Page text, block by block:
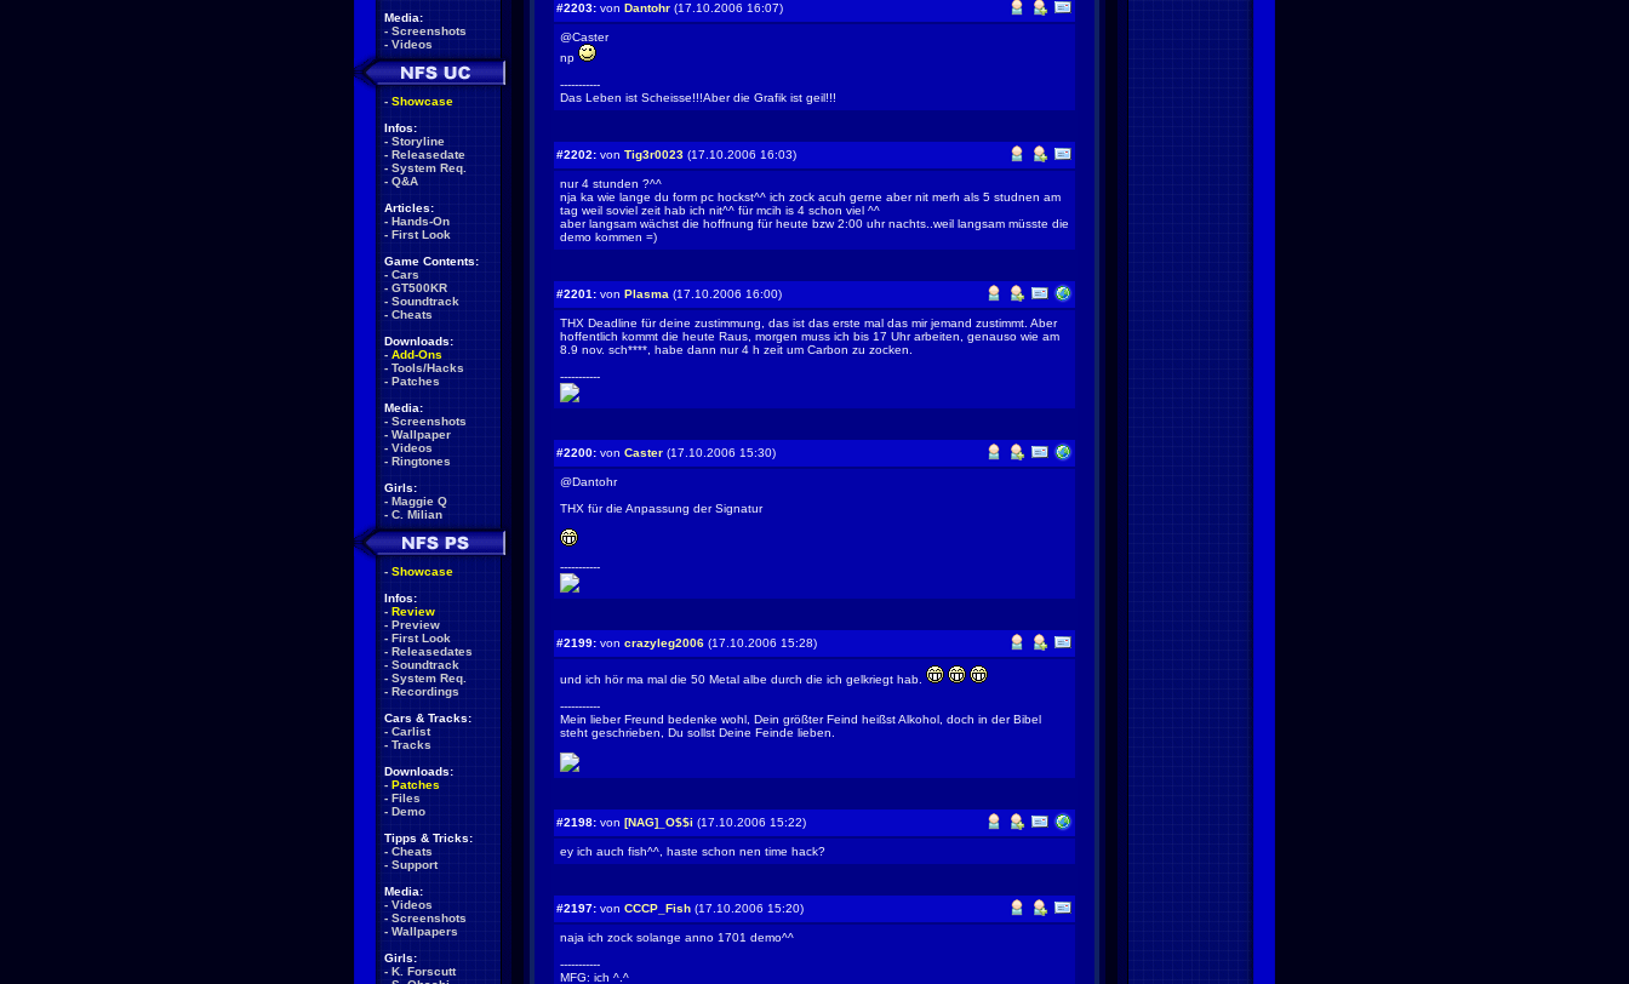
Media:
- Screenshots
- Videos
- Showcase
Infos:
- Storyline
- Releasedate
- System Req.
- Q&A
Articles:
- Hands-On
- First Look
Game Contents:
- Cars
- GT500KR
- Soundtrack
- Cheats
Downloads:
- Add-Ons
- Tools/Hacks
- Patches
Media:
- Screenshots
- Wallpaper
- Videos
- Ringtones
Girls:
- Maggie Q
- C. Milian
- Showcase
Infos:
- Review
- Preview
- First Look
- Releasedates
- Soundtrack
- System Req.
- Recordings
Cars & Tracks:
- Carlist
- Tracks
Downloads:
- Patches
- Files
- Demo
Tipps & Tricks:
- Cheats
- Support
Media:
- Videos
- Screenshots
- Wallpapers
Girls:
- K. Forscutt
#2203: von Dantohr (17.10.2006 16:07)
@Caster
np
-----------
Das Leben ist Scheisse!!!Aber die Grafik ist geil!!!
#2202: von Tig3r0023 (17.10.2006 16:03)
nur 4 stunden ?^^
nja ka wie lange du form pc hockst^^ ich zock acuh gerne aber nit merh als 5 studnen am
tag weil soviel zeit hab ich nit^^ für mcih is 4 schon viel ^^
aber langsam wächst die hoffnung für heute bzw 2:00 uhr nachts..weil langsam müsste die
demo kommen =)
#2201: von Plasma (17.10.2006 16:00)
THX Deadline für deine zustimmung, das ist das erste mal das mir jemand zustimmt. Aber
hoffentlich kommt die heute Raus, morgen muss ich bis 17 Uhr arbeiten, genauso wie am
8.9 nov. sch****, habe dann nur 4 h zeit um Carbon zu zocken.
-----------
#2200: von Caster (17.10.2006 15:30)
@Dantohr
THX für die Anpassung der Signatur
-----------
#2199: von crazyleg2006 (17.10.2006 15:28)
und ich hör ma mal die 50 Metal albe durch die ich gelkriegt hab.
-----------
Mein lieber Freund bedenke wohl, Dein größter Feind heißst Alkohol, doch in der Bibel
steht geschrieben, Du sollst Deine Feinde lieben.
#2198: von [NAG]_O$$i (17.10.2006 15:22)
ey ich auch fish^^, haste schon nen time hack?
#2197: von CCCP_Fish (17.10.2006 15:20)
naja ich zock solange anno 1701 demo^^
-----------
MFG: ich ^.^